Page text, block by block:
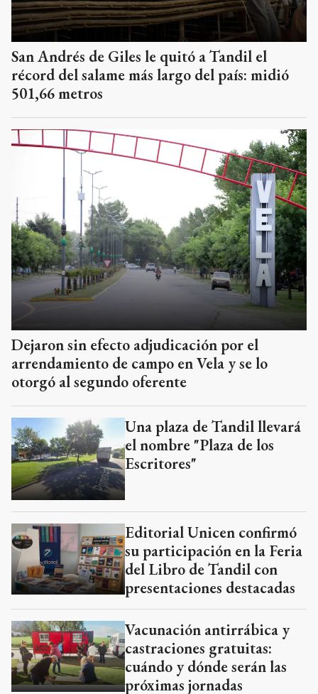
San Andrés de Giles le quitó a Tandil el
récord del salame más largo del país: midió
501,66 metros
Dejaron sin efecto adjudicación por el
arrendamiento de campo en Vela y se lo
otorgó al segundo oferente
Una plaza de Tandil llevará
el nombre "Plaza de los
Escritores"
Editorial Unicen confirmó
su participación en la Feria
del Libro de Tandil con
presentaciones destacadas
Vacunación antirrábica y
castraciones gratuitas:
cuándo y dónde serán las
próximas jornadas